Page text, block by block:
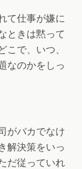
て仕事が嫌に
ときは黙って
で、いつ、
なのかをしっ
がバカでなけ
解決策をいっ
だ従っていれ